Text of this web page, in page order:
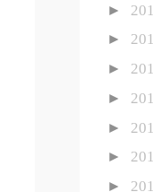
►
►
►
►
►
►
►